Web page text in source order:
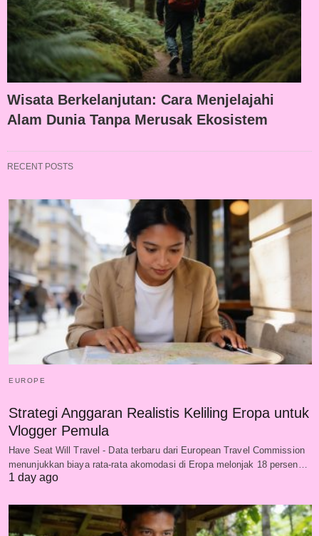
Wisata Berkelanjutan: Cara Menjelajahi
Alam Dunia Tanpa Merusak Ekosistem
RECENT POSTS
EUROPE
Strategi Anggaran Realistis Keliling Eropa untuk
Vlogger Pemula
Have Seat Will Travel - Data terbaru dari European Travel Commission
menunjukkan biaya rata-rata akomodasi di Eropa melonjak 18 persen…
1 day ago